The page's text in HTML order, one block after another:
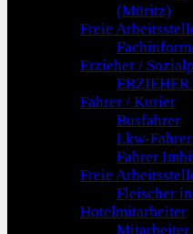
(Müritz)
Freie
Erzieher /
Fahrer / Kurier
Busfahrer
Lkw-Fahrer
Fahrer
Freie
Fleischer in
Hotelmitarbeiter
Mitarbeiter